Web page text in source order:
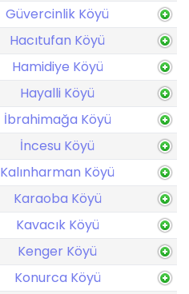
Güvercinlik Köyü
Hacıtufan Köyü
Hamidiye Köyü
Hayalli Köyü
İbrahimağa Köyü
İncesu Köyü
Kalınharman Köyü
Karaoba Köyü
Kavacık Köyü
Kenger Köyü
Konurca Köyü